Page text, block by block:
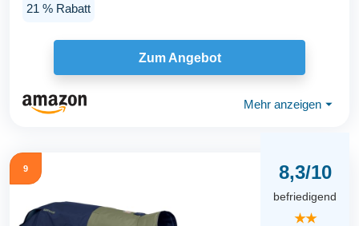
21 % Rabatt
Zum Angebot
Mehr anzeigen ⏷
9 8,3/10
befriedigend
★★